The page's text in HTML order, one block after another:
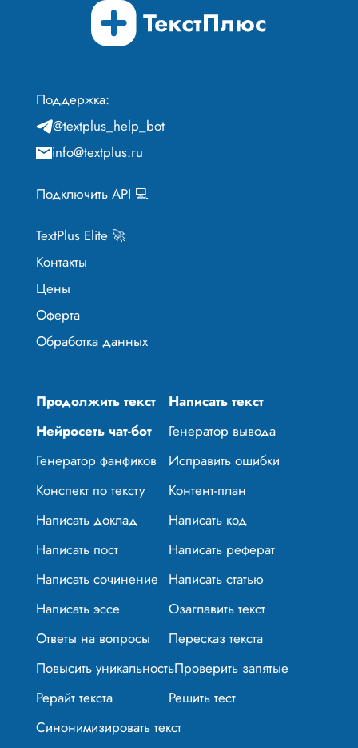
Поддержка:
@textplus_help_bot
info@textplus.ru
Подключить API 💻
TextPlus Elite 🚀
Контакты
Цены
Оферта
Обработка данных
Продолжить текст
Написать текст
Нейросеть чат-бот
Генератор вывода
Генератор фанфиков
Исправить ошибки
Конспект по тексту
Контент-план
Написать доклад
Написать код
Написать пост
Написать реферат
Написать сочинение Написать статью
Написать эссе
Озаглавить текст
Ответы на вопросы
Пересказ текста
Повысить уникальностьПроверить запятые
Рерайт текста
Решить тест
Синонимизировать текст